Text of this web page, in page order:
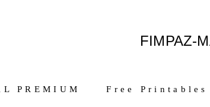
FIMPAZ-
PREMIUM Free Printables